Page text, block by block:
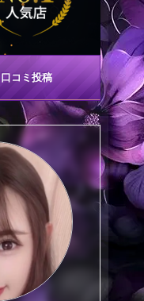
口コミ 投稿